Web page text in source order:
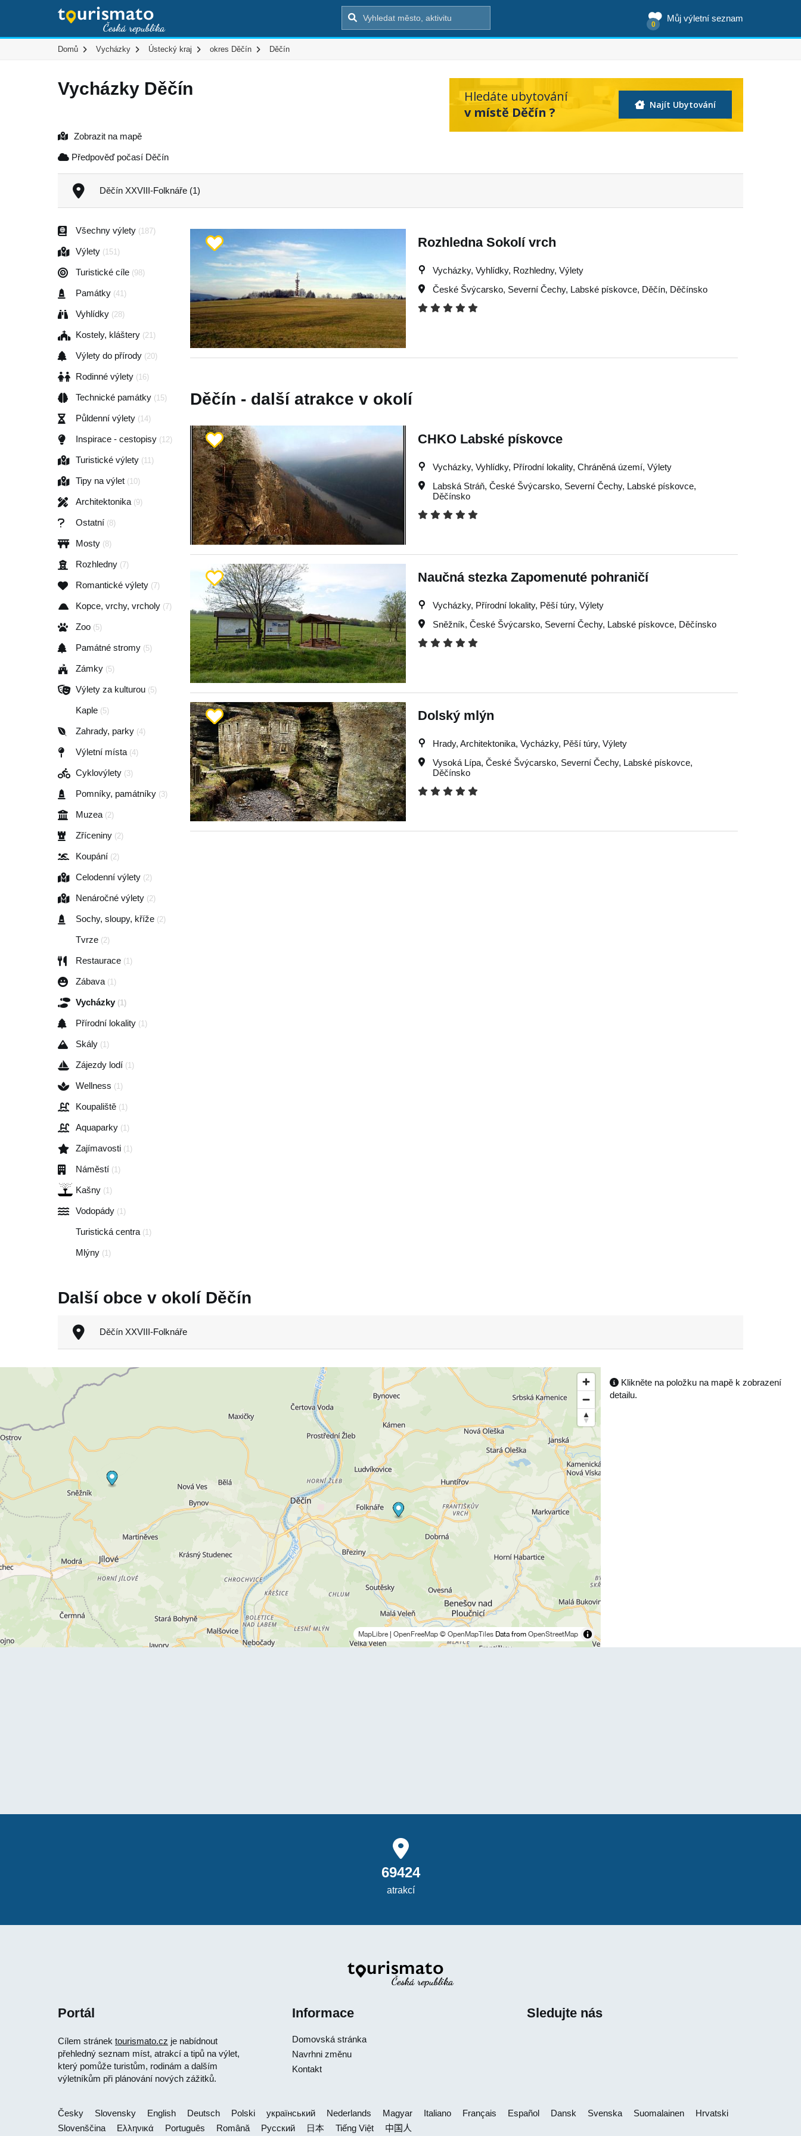
Můj výletní seznam
0
Domů Vycházky Ústecký kraj okres Děčín Děčín
Vycházky Děčín
Hledáte ubytování
v místě Děčín ?
Najít Ubytování
Zobrazit na mapě
Předpověď počasí Děčín
Děčín XXVIII-Folknáře (1)
Všechny výlety (187)
Výlety (151)
Turistické cíle (98)
Památky (41)
Vyhlídky (28)
Kostely, kláštery (21)
Výlety do přírody (20)
Rodinné výlety (16)
Technické památky (15)
Půldenní výlety (14)
Inspirace - cestopisy (12)
Turistické výlety (11)
Tipy na výlet (10)
Architektonika (9)
Ostatní (8)
Mosty (8)
Rozhledny (7)
Romantické výlety (7)
Kopce, vrchy, vrcholy (7)
Zoo (5)
Památné stromy (5)
Zámky (5)
Výlety za kulturou (5)
Kaple (5)
Zahrady, parky (4)
Výletní místa (4)
Cyklovýlety (3)
Pomníky, památníky (3)
Muzea (2)
Zříceniny (2)
Koupání (2)
Celodenní výlety (2)
Nenáročné výlety (2)
Sochy, sloupy, kříže (2)
Tvrze (2)
Restaurace (1)
Zábava (1)
Vycházky (1)
Přírodní lokality (1)
Skály (1)
Zájezdy lodí (1)
Wellness (1)
Koupaliště (1)
Aquaparky (1)
Zajímavosti (1)
Náměstí (1)
Kašny (1)
Vodopády (1)
Turistická centra (1)
Mlýny (1)
Rozhledna Sokolí vrch
Vycházky, Vyhlídky, Rozhledny, Výlety
České Švýcarsko, Severní Čechy, Labské pískovce, Děčín, Děčínsko
Děčín - další atrakce v okolí
CHKO Labské pískovce
Vycházky, Vyhlídky, Přírodní lokality, Chráněná území, Výlety
Labská Stráň, České Švýcarsko, Severní Čechy, Labské pískovce,
Děčínsko
Naučná stezka Zapomenuté pohraničí
Vycházky, Přírodní lokality, Pěší túry, Výlety
Sněžník, České Švýcarsko, Severní Čechy, Labské pískovce, Děčínsko
Dolský mlýn
Hrady, Architektonika, Vycházky, Pěší túry, Výlety
Vysoká Lípa, České Švýcarsko, Severní Čechy, Labské pískovce,
Děčínsko
Další obce v okolí Děčín
Děčín XXVIII-Folknáře
MapLibre OpenFreeMap © OpenMapTiles Data from OpenStreetMap
Klikněte na položku na mapě k zobrazení
detailu.
69424
atrakcí
Portál
Cílem stránek tourismato.cz je nabídnout
přehledný seznam míst, atrakcí a tipů na výlet,
který pomůže turistům, rodinám a dalším
výletníkům při plánování nových zážitků.
Informace
Domovská stránka
Navrhni změnu
Kontakt
Sledujte nás
Česky Slovensky English Deutsch Polski український Nederlands Magyar Italiano Français Español Dansk Svenska Suomalainen
Hrvatski
Slovenščina
Ελληνικά Português Română Русский 日本 Tiếng Việt 中国人